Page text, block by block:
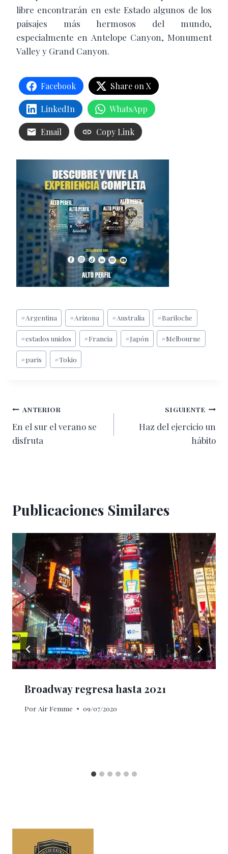
libre encontrarán en este Estado algunos de los
paisajes más hermosos del mundo,
especialmente en Antelope Canyon, Monument
Valley y Grand Canyon.
Facebook Share on X
LinkedIn WhatsApp
Email Copy Link
Etiquetas
de
la
entrada:
#Argentina #Arizona #Australia #Bariloche
#estados unidos #Francia #Japón #Melbourne
#paris #Tokio
Navegación
de
ANTERIOR
En el sur el verano se
disfruta
SIGUIENTE
Haz del ejercicio un
hábito
Publicaciones Similares
Broadway regresa hasta 2021
Por Air Femme 09/07/2020